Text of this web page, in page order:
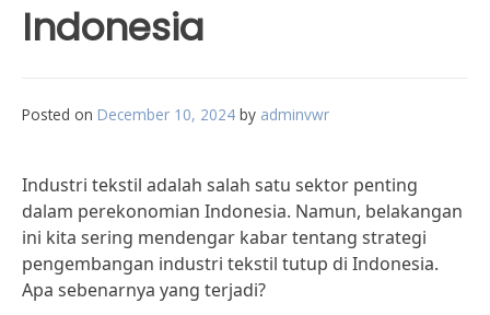
Indonesia
Posted on December 10, 2024 by adminvwr
Industri tekstil adalah salah satu sektor penting
dalam perekonomian Indonesia. Namun, belakangan
ini kita sering mendengar kabar tentang strategi
pengembangan industri tekstil tutup di Indonesia.
Apa sebenarnya yang terjadi?